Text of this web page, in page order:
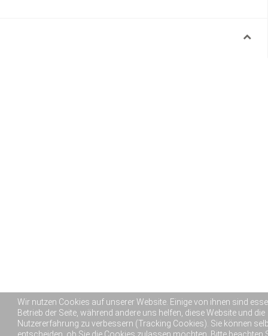
Wir nutzen Cookies auf unserer Website. Einige von ihnen sind
Betrieb der Seite, während andere uns helfen, diese Website und die
Nutzererfahrung zu verbessern (Tracking Cookies). Sie können